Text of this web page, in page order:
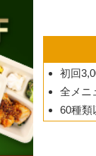
初回
全メニ
60種類